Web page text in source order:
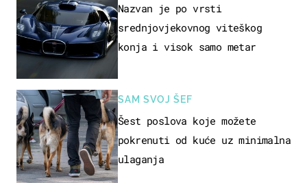
Nazvan je po vrsti
srednjovjekovnog viteškog
konja i visok samo metar
SAM SVOJ ŠEF
Šest poslova koje možete
pokrenuti od kuće uz minimalna
ulaganja